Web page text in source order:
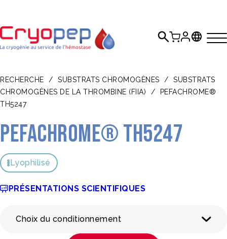
RECHERCHE / SUBSTRATS CHROMOGÈNES /
SUBSTRATS
CHROMOGÈNES DE LA THROMBINE (FIIA)
/
PEFACHROME®
TH5247
Pefachrome® TH5247
Lyophilisé
PRÉSENTATIONS SCIENTIFIQUES
Choix du conditionnement